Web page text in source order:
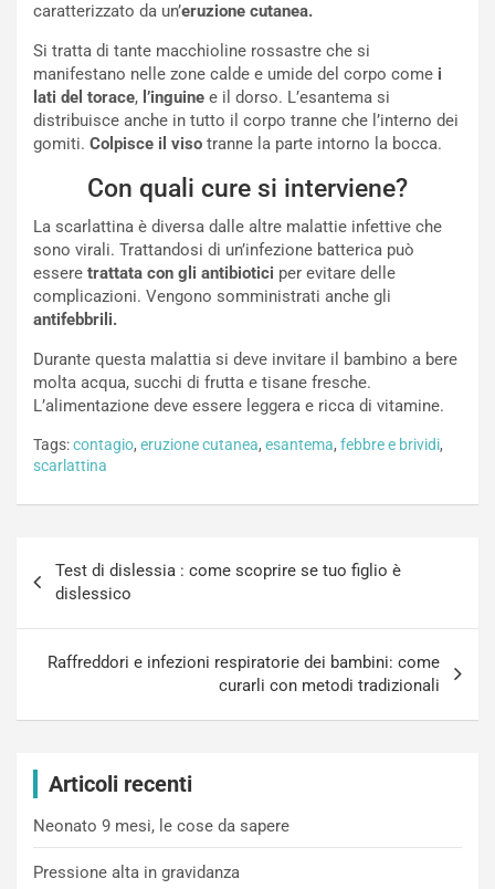
caratterizzato da un’eruzione cutanea.
Si tratta di tante macchioline rossastre che si
manifestano nelle zone calde e umide del corpo come i
lati del torace, l’inguine e il dorso. L’esantema si
distribuisce anche in tutto il corpo tranne che l’interno dei
gomiti. Colpisce il viso tranne la parte intorno la bocca.
Con quali cure si interviene?
La scarlattina è diversa dalle altre malattie infettive che
sono virali. Trattandosi di un’infezione batterica può
essere trattata con gli antibiotici per evitare delle
complicazioni. Vengono somministrati anche gli
antifebbrili.
Durante questa malattia si deve invitare il bambino a bere
molta acqua, succhi di frutta e tisane fresche.
L’alimentazione deve essere leggera e ricca di vitamine.
Tags:contagio, eruzione cutanea, esantema, febbre e brividi,
scarlattina
articoli
Test di dislessia : come scoprire se tuo figlio è
dislessico
Raffreddori e infezioni respiratorie dei bambini: come
curarli con metodi tradizionali
Articoli recenti
Neonato 9 mesi, le cose da sapere
Pressione alta in gravidanza